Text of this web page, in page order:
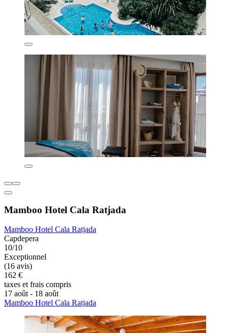
Mamboo Hotel Cala Ratjada
Mamboo Hotel Cala Ratjada
Capdepera
10/10
Exceptionnel
(16 avis)
162 €
taxes et frais compris
17 août - 18 août
Mamboo Hotel Cala Ratjada